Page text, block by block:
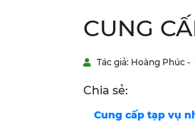
CUNG
Tác giả: Hoàng Phúc -
Chia sẻ:
Cung cấp tạp vụ